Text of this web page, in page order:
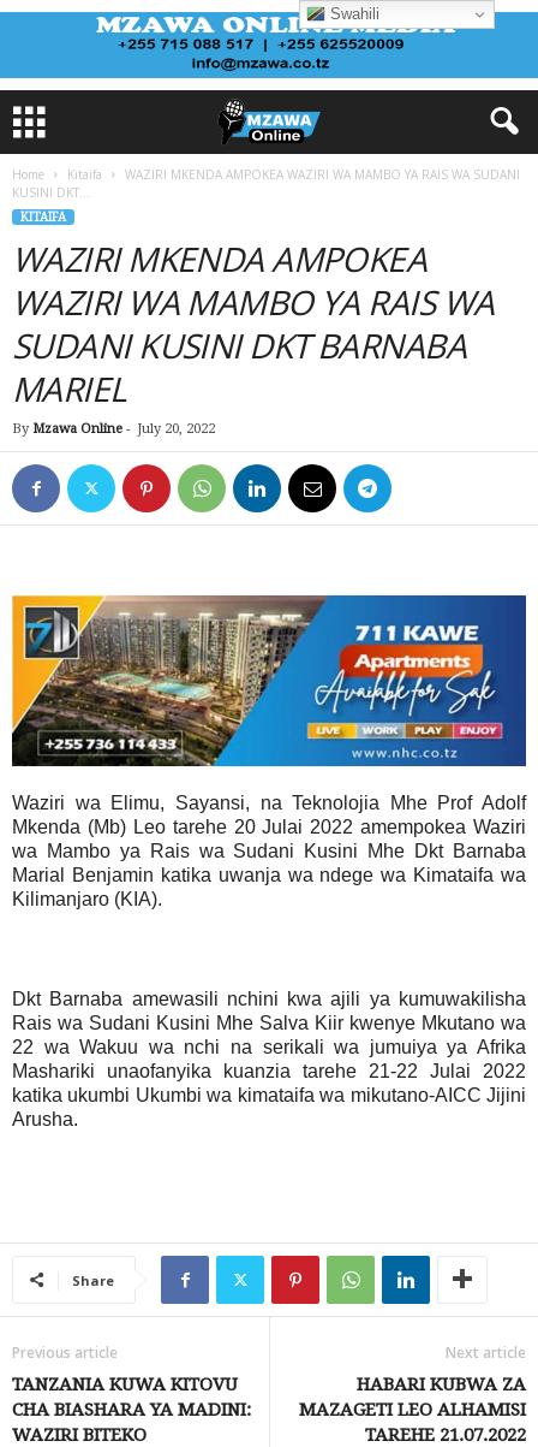
Home Kitaifa
WAZIRI MKENDA AMPOKEA WAZIRI WA MAMBO YA RAIS WA SUDANI
KUSINI DKT...
KITAIFA
WAZIRI MKENDA AMPOKEA
WAZIRI WA MAMBO YA RAIS WA
SUDANI KUSINI DKT BARNABA
MARIEL
By Mzawa Online - July 20, 2022
Waziri wa Elimu, Sayansi, na Teknolojia Mhe Prof Adolf
Mkenda (Mb) Leo tarehe 20 Julai 2022 amempokea Waziri
wa Mambo ya Rais wa Sudani Kusini Mhe Dkt Barnaba
Marial Benjamin katika uwanja wa ndege wa Kimataifa wa
Kilimanjaro (KIA).
Dkt Barnaba amewasili nchini kwa ajili ya kumuwakilisha
Rais wa Sudani Kusini Mhe Salva Kiir kwenye Mkutano wa
22 wa Wakuu wa nchi na serikali wa jumuiya ya Afrika
Mashariki unaofanyika kuanzia tarehe 21-22 Julai 2022
katika ukumbi Ukumbi wa kimataifa wa mikutano-AICC Jijini
Arusha.
Share
Previous article
TANZANIA KUWA KITOVU
CHA BIASHARA YA MADINI:
WAZIRI BITEKO
Next article
HABARI KUBWA ZA
MAZAGETI LEO ALHAMISI
TAREHE 21.07.2022
Swahili